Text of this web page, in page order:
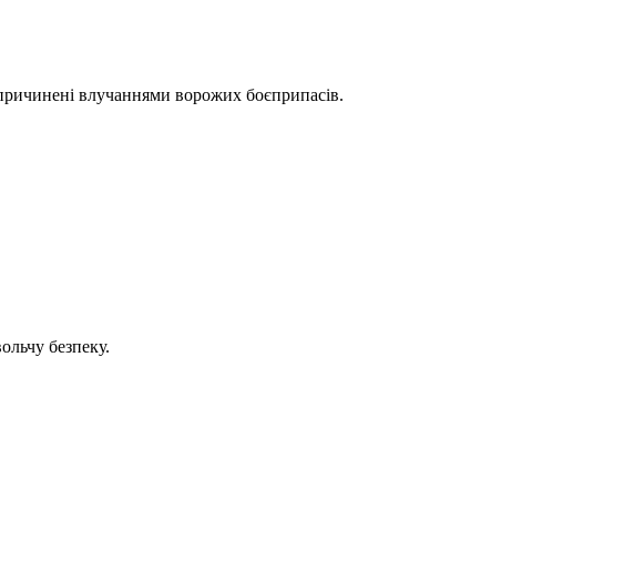
влучаннями ворожих боєприпасів.
безпеку.